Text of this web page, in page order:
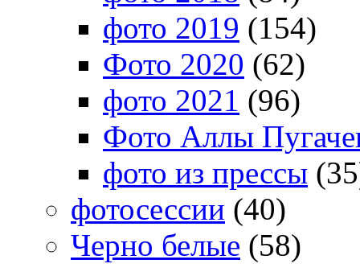
фото 2019 (154)
Фото 2020 (62)
фото 2021 (96)
Фото Аллы
фото из прессы
фотосессии (40)
Черно белые (58)